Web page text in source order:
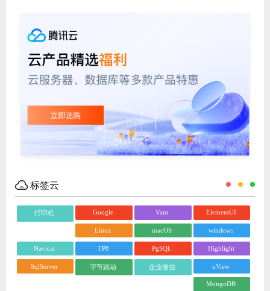
标签云
打印机 Google Vant ElementUI
Linux macOS windows
Navicat TP8 PgSQL Highlight
SqlServer 字节跳动 企业微信 uView
MongoDB